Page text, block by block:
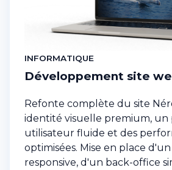
INFORMATIQUE
Développement site
Refonte complète du site
identité visuelle premium, un
utilisateur fluide et des
optimisées. Mise en place
responsive, d'un back-office